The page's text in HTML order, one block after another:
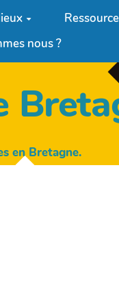
nous ?
en Bretagne.